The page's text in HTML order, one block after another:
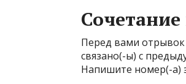
Перед вами отрывок
связано(-ы) с
Напишите номер(-а)